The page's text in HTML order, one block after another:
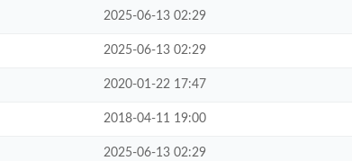
2025-06-13 02:29
2025-06-13 02:29
2020-01-22 17:47
2018-04-11 19:00
2025-06-13 02:29